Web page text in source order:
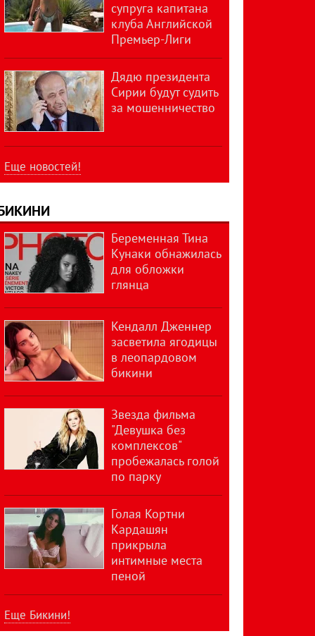
супруга капитана
клуба Английской
Премьер-Лиги
Дядю президента
Сирии будут судить
за мошенничество
Еще новостей!
Беременная Тина
Кунаки обнажилась
для обложки
глянца
Кендалл Дженнер
засветила ягодицы
в леопардовом
бикини
Звезда фильма
"Девушка без
комплексов"
пробежалась голой
по парку
Голая Кортни
Кардашян
прикрыла
интимные места
пеной
Еще Бикини!